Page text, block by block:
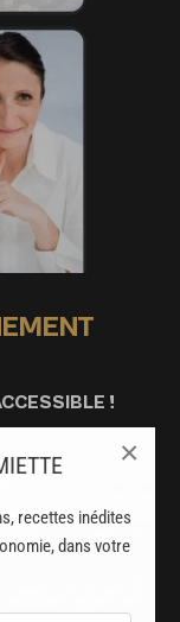
recettes inédites
dans votre
×
!